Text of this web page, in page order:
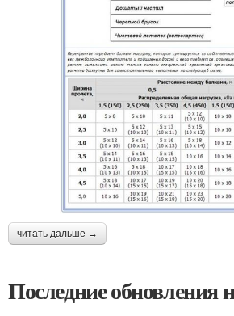
читать дальше →
Последние обновления